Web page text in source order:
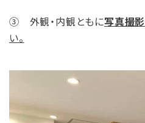
③ 外観・内観ともに写真撮影
い。